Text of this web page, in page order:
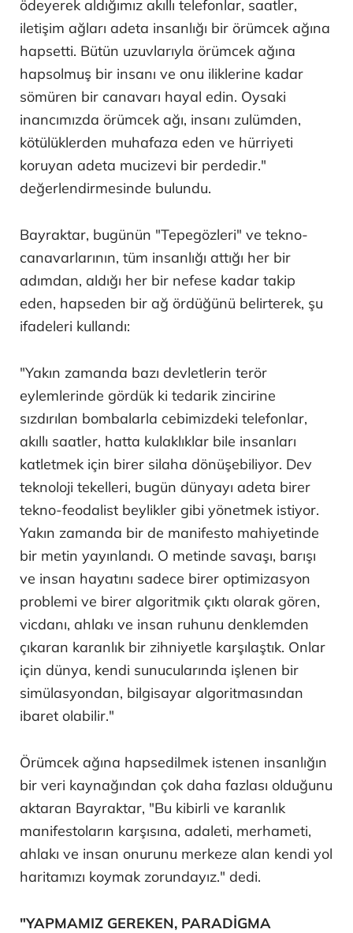
ödeyerek aldığımız akıllı telefonlar, saatler,
iletişim ağları adeta insanlığı bir örümcek ağına
hapsetti. Bütün uzuvlarıyla örümcek ağına
hapsolmuş bir insanı ve onu iliklerine kadar
sömüren bir canavarı hayal edin. Oysaki
inancımızda örümcek ağı, insanı zulümden,
kötülüklerden muhafaza eden ve hürriyeti
koruyan adeta mucizevi bir perdedir."
değerlendirmesinde bulundu.
Bayraktar, bugünün "Tepegözleri" ve tekno-
canavarlarının, tüm insanlığı attığı her bir
adımdan, aldığı her bir nefese kadar takip
eden, hapseden bir ağ ördüğünü belirterek, şu
ifadeleri kullandı:
"Yakın zamanda bazı devletlerin terör
eylemlerinde gördük ki tedarik zincirine
sızdırılan bombalarla cebimizdeki telefonlar,
akıllı saatler, hatta kulaklıklar bile insanları
katletmek için birer silaha dönüşebiliyor. Dev
teknoloji tekelleri, bugün dünyayı adeta birer
tekno-feodalist beylikler gibi yönetmek istiyor.
Yakın zamanda bir de manifesto mahiyetinde
bir metin yayınlandı. O metinde savaşı, barışı
ve insan hayatını sadece birer optimizasyon
problemi ve birer algoritmik çıktı olarak gören,
vicdanı, ahlakı ve insan ruhunu denklemden
çıkaran karanlık bir zihniyetle karşılaştık. Onlar
için dünya, kendi sunucularında işlenen bir
simülasyondan, bilgisayar algoritmasından
ibaret olabilir."
Örümcek ağına hapsedilmek istenen insanlığın
bir veri kaynağından çok daha fazlası olduğunu
aktaran Bayraktar, "Bu kibirli ve karanlık
manifestoların karşısına, adaleti, merhameti,
ahlakı ve insan onurunu merkeze alan kendi yol
haritamızı koymak zorundayız." dedi.
"YAPMAMIZ GEREKEN, PARADİGMA